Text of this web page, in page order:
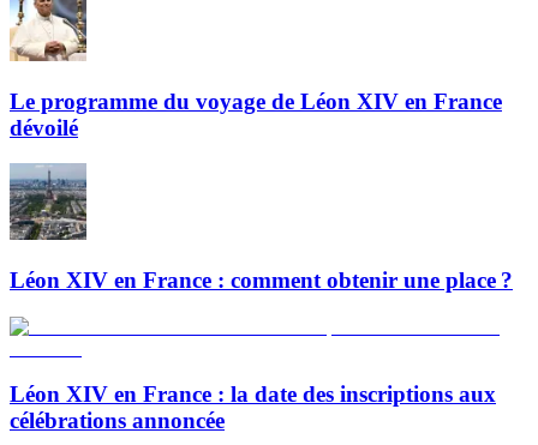
Le programme du voyage de Léon XIV en France
dévoilé
Léon XIV en France : comment obtenir une place ?
Léon XIV en France : la date des inscriptions aux
célébrations annoncée